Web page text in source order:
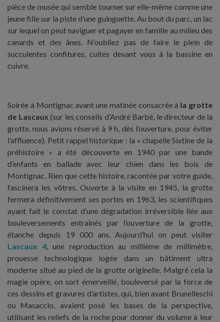
pièce de musée qui semble tourner sur elle-même comme une
jeune fille sur la piste d’une guinguette. Au bout du parc, un lac
sur lequel on peut naviguer et pagayer en famille au milieu des
canards et des ânes. N’oubliez pas de faire le plein de
succulentes confitures, cuites devant vous à la bassine en
cuivre.
Soirée à Montignac avant une matinée consacrée à la grotte
de Lascaux (sur les conseils d’André Barbé, le directeur de la
grotte, nous avions réservé à 9 h, dès l’ouverture, pour éviter
l’affluence). Petit rappel historique : la « chapelle Sixtine de la
préhistoire » a été découverte en 1940 par une bande
d’enfants en ballade avec leur chien dans les bois de
Montignac. Rien que cette histoire, racontée par votre guide,
fascinera les vôtres. Ouverte à la visite en 1945, la grotte
fermera définitivement ses portes en 1963, les scientifiques
ayant fait le constat d’une dégradation irréversible liée aux
bouleversements entrainés par l’ouverture de la grotte,
étanche depuis 19 000 ans. Aujourd’hui on peut visiter
Lascaux 4, une reproduction au millième de millimètre,
prouesse technologique logée dans un bâtiment ultra
moderne situé au pied de la grotte originelle. Malgré cela la
magie opère, on sort émerveillé, bouleversé par la force de
ces dessins et gravures d’artistes, qui, bien avant Brunelleschi
ou Masaccio, avaient posé les bases de la perspective,
utilisant les reliefs de la roche pour donner du volume à leur